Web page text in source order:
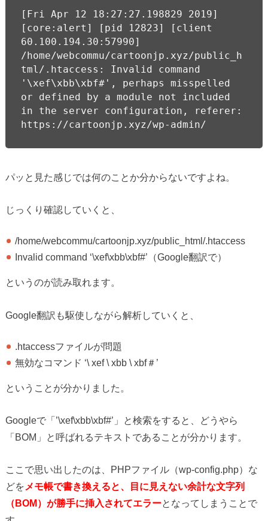
[Fri Apr 12 18:27:27.198829 2019]
[core:alert] [pid 12823] [client
60.100.194.30:57990]
/home/webcommu/cartoonjp.xyz/public_h
tml/.htaccess: Invalid command
'\xef\xbb\xbf#', perhaps misspelled
or defined by a module not included
in the server configuration, referer:
https://cartoonjp.xyz/wp-admin/
パッと見た感じでは何のことか分からないですよね。
じっくり確認していくと、
/home/webcommu/cartoonjp.xyz/public_html/.htaccess
Invalid command ‘\xef\xbb\xbf#’（Google翻訳で）
というのが読み取れます。
Google翻訳も駆使しながら解析していくと、
.htaccessファイルが問題
無効なコマンド ‘\ xef \ xbb \ xbf＃’
ということが分かりました。
Googleで「’\xef\xbb\xbf#’」と検索をすると、どうやら
「BOM」と呼ばれるテキストであることが分かります。
ここで思い出したのは、PHPファイル（wp-config.php）な
どを メモ帳で書き換えると、目に見えない余計な文字列
（BOM）が勝手に挿入されてエラーとなってしまうことで